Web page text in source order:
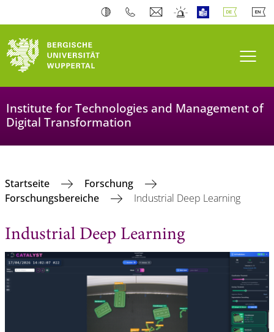
Institute for Technologies and Management of
Digital Transformation
Startseite
Forschung
Forschungsbereiche
Industrial Deep Learning
Industrial Deep Learning